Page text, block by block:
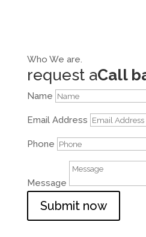
Who We are.
request aCall
Name
Email Address
Phone
Message
Submit now